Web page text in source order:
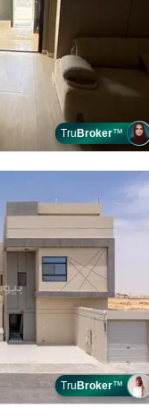
TruBroker™
TruBroker™